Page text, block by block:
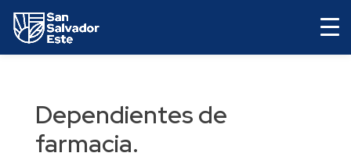
Dependientes de
farmacia.